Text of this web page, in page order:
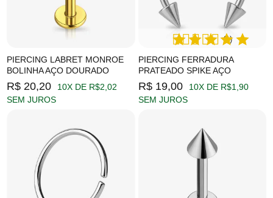
PIERCING LABRET MONROE
BOLINHA AÇO DOURADO
R$ 20,20
10X DE R$2,02
SEM JUROS
PIERCING FERRADURA
PRATEADO SPIKE AÇO
(1)
R$ 19,00
10X DE R$1,90
SEM JUROS